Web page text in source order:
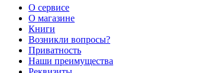
О сервисе
О магазине
Книги
Возникли вопросы?
Приватность
Наши преимущества